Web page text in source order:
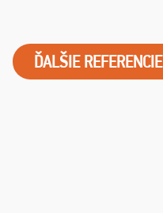
ĎALŠIE REFERENCIE